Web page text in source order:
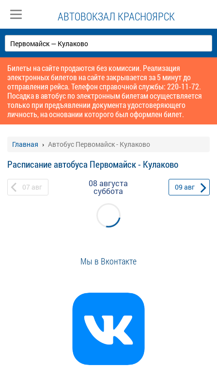
АВТОВОКЗАЛ КРАСНОЯРСК
Билеты на сайте продаются без комиссии. Реализация
электронных билетов на сайте закрывается за 5 минут до
отправления рейса. Телефон справочной службы: 220-11-72.
Посадка в автобус по электронным билетам осуществляется
только при предъявлении документа удостоверяющего
личность, на основании которого был оформлен билет.
Главная Автобус Первомайск - Кулаково
Расписание автобуса Первомайск - Кулаково
07 авг 08 августа
суббота 09 авг
Мы в Вконтакте